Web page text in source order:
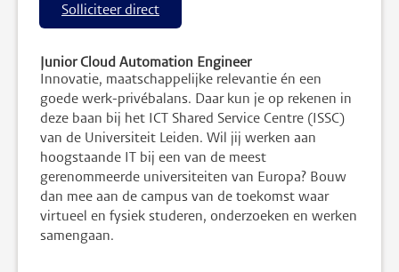
Solliciteer direct
Junior Cloud Automation Engineer
Innovatie, maatschappelijke relevantie én een
goede werk-privébalans. Daar kun je op rekenen in
deze baan bij het ICT Shared Service Centre (ISSC)
van de Universiteit Leiden. Wil jij werken aan
hoogstaande IT bij een van de meest
gerenommeerde universiteiten van Europa? Bouw
dan mee aan de campus van de toekomst waar
virtueel en fysiek studeren, onderzoeken en werken
samengaan.